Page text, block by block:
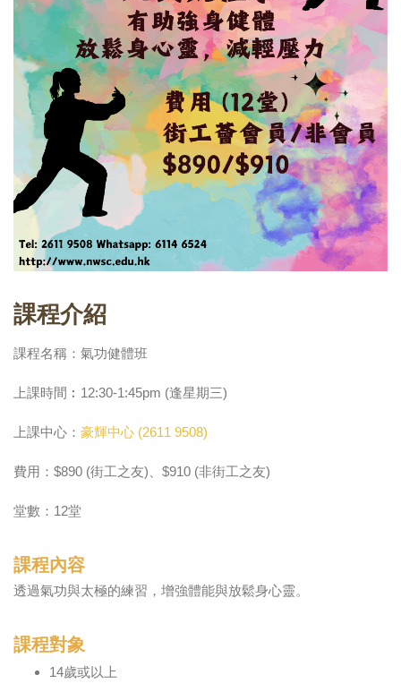
課程介紹
課程名稱：氣功健體班
上課時間︰12:30-1:45pm (逢星期三)
上課中心： 豪輝中心 (2611 9508)
費用：$890 (街工之友)、$910 (非街工之友)
堂數：12堂
課程內容
透過氣功與太極的練習，增強體能與放鬆身心靈。
課程對象
14歲或以上